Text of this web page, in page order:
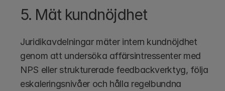
5. Mät kundnöjdhet
Juridikavdelningar mäter intern kundnöjdhet
genom att undersöka affärsintressenter med
NPS eller strukturerade feedbackverktyg, följa
eskaleringsnivåer och hålla regelbundna